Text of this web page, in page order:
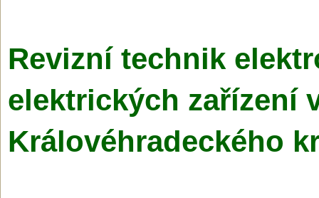
Revizní technik
elektrických zařízení
Královéhradec­kého